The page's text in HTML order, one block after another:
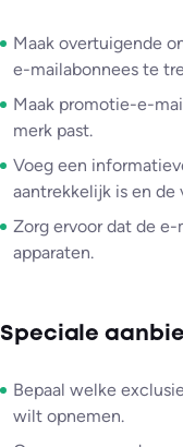
Maak overtuigende
e-mailabonnees te
Maak promotie-e-
merk past.
Voeg een
aantrekkelijk is en de
Zorg ervoor dat de
apparaten.
Speciale
Bepaal welke
wilt opnemen.